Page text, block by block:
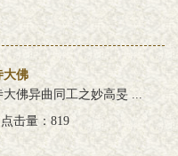
大佛
佛异曲同工之妙高旻 ...
点击量：819